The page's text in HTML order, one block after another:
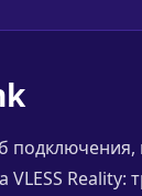
подключения,
Reality: